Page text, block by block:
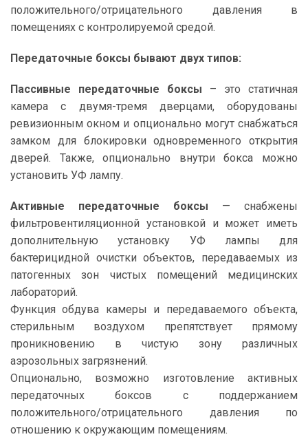
положительного/отрицательного давления в
помещениях с контролируемой средой.
Передаточные боксы бывают двух типов:
Пассивные передаточные боксы – это статичная
камера с двумя-тремя дверцами, оборудованы
ревизионным окном и опционально могут снабжаться
замком для блокировки одновременного открытия
дверей. Также, опционально внутри бокса можно
установить УФ лампу.
Активные передаточные боксы — снабжены
фильтровентиляционной установкой и может иметь
дополнительную установку УФ лампы для
бактерицидной очистки объектов, передаваемых из
патогенных зон чистых помещений медицинских
лабораторий.
Функция обдува камеры и передаваемого объекта,
стерильным воздухом препятствует прямому
проникновению в чистую зону различных
аэрозольных загрязнений.
Опционально, возможно изготовление активных
передаточных боксов с поддержанием
положительного/отрицательного давления по
отношению к окружающим помещениям.